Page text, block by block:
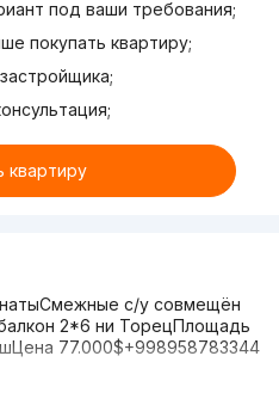
под ваши требования;
покупать квартиру;
квартиру
с/у совмещён
2*6 ни ТорецПлощадь
77.000$+998958783344